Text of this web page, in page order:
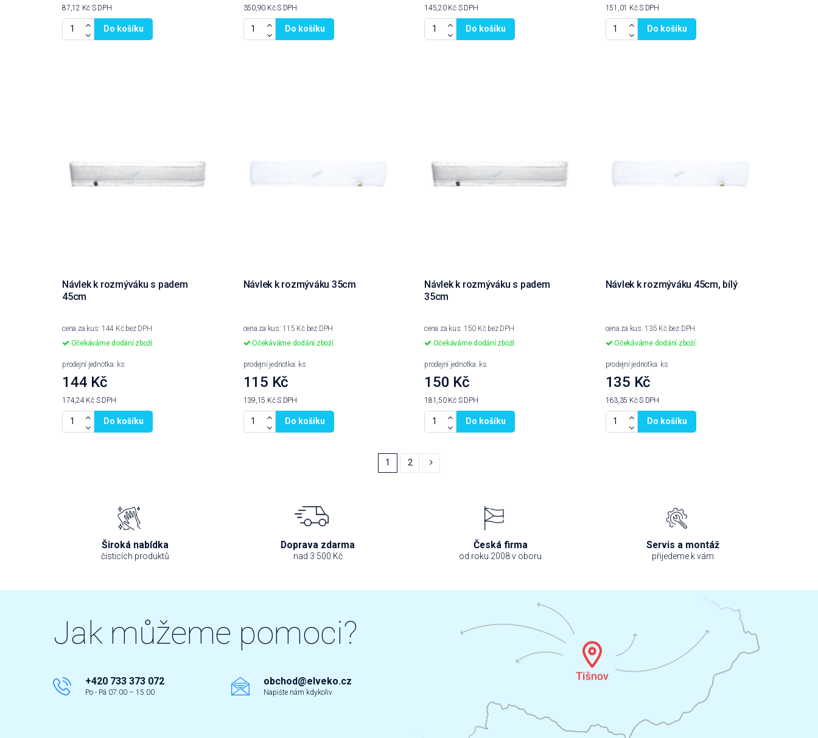
87,12 Kč S DPH
Do košíku
350,90 KčS DPH
Do košíku
145,20 Kč S DPH
Do košíku
151,01 KčS DPH
Do košíku
Návlek k rozmýváku s padem
45cm
cena za kus: 144 Kč bez DPH
Očekáváme dodání zboží
prodejní jednotka: ks
144 Kč
174,24 Kč S DPH
Do košíku
Návlek k rozmýváku 35cm
cena za kus: 115 Kč bez DPH
Očekáváme dodání zboží
prodejní jednotka: ks
115 Kč
139,15 KčS DPH
Do košíku
Návlek k rozmýváku s padem
35cm
cena za kus: 150 Kč bez DPH
Očekáváme dodání zboží
prodejní jednotka: ks
150 Kč
181,50 Kč S DPH
Do košíku
Návlek k rozmýváku 45cm, bílý
cena za kus: 135 Kč bez DPH
Očekáváme dodání zboží
prodejní jednotka: ks
135 Kč
163,35 KčS DPH
Do košíku
1 2
Široká nabídka
čisticích produktů
Doprava zdarma
nad 3 500 Kč
Česká firma
od roku 2008 v oboru
Servis a montáž
přijedeme k vám
Jak můžeme pomoci?
+420 733 373 072
Po - Pá 07:00 – 15:00
obchod@elveko.cz
Napište nám kdykoliv